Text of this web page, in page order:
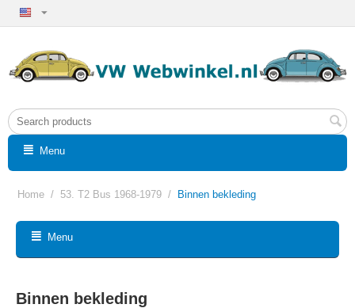
Menu
Home / 53. T2 Bus 1968-1979 / Binnen bekleding
Menu
Binnen bekleding